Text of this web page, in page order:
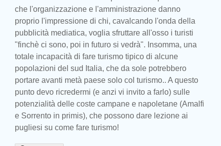
che l'organizzazione e l'amministrazione danno
proprio l'impressione di chi, cavalcando l'onda della
pubblicità mediatica, voglia sfruttare all'osso i turisti
"finchè ci sono, poi in futuro si vedrà". Insomma, una
totale incapacità di fare turismo tipico di alcune
popolazioni del sud Italia, che da sole potrebbero
portare avanti metà paese solo col turismo.. A questo
punto devo ricredermi (e anzi vi invito a farlo) sulle
potenzialità delle coste campane e napoletane (Amalfi
e Sorrento in primis), che possono dare lezione ai
pugliesi su come fare turismo!